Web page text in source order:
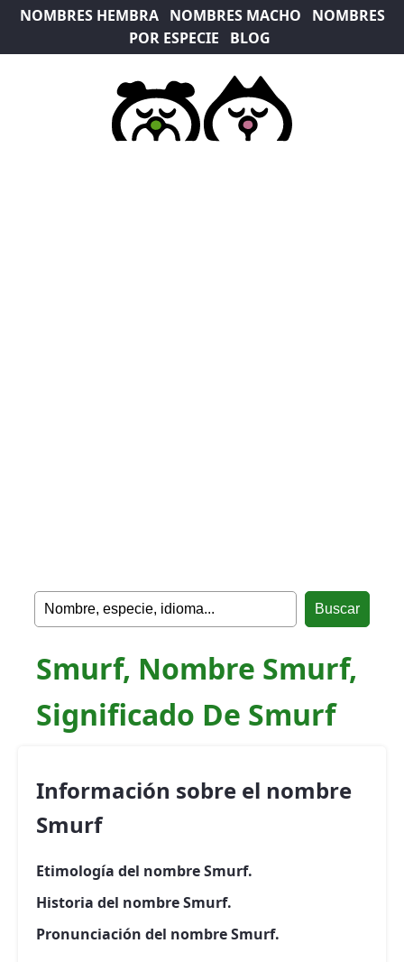
NOMBRES HEMBRA NOMBRES MACHO
NOMBRES
POR ESPECIE
BLOG
Smurf, Nombre Smurf,
Significado De Smurf
Información sobre el nombre
Smurf
Etimología del nombre Smurf.
Historia del nombre Smurf.
Pronunciación del nombre Smurf.